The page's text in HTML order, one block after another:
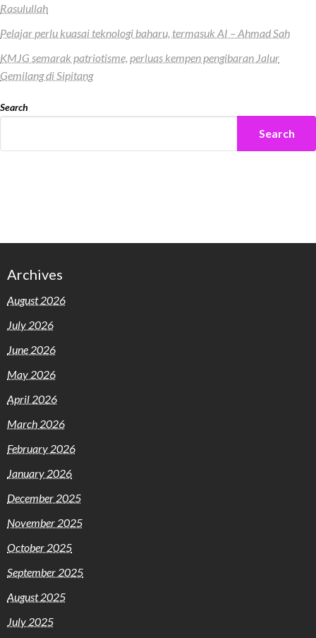
Rasulullah
Pelajar perlu kuasai teknologi baharu, termasuk AI – Ahmad Sah
KMJG semarak patriotisme, perluas kempen pengibaran Jalur
Gemilang di Sipitang
Search
Search
Archives
August 2026
July 2026
June 2026
May 2026
April 2026
March 2026
February 2026
January 2026
December 2025
November 2025
October 2025
September 2025
August 2025
July 2025